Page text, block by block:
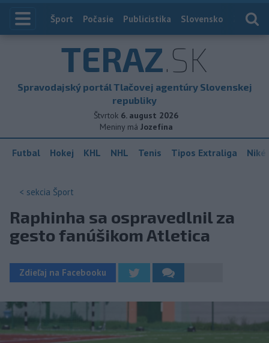
Index
Šport Počasie Publicistika Slovensko
TERAZ.SK
Spravodajský portál Tlačovej agentúry Slovenskej
republiky
Štvrtok 6. august 2026
Meniny má Jozefína
Futbal Hokej KHL NHL Tenis Tipos Extraliga
< sekcia Šport
Raphinha sa ospravedlnil za
gesto fanúšikom Atletica
Zdieľaj na Facebooku